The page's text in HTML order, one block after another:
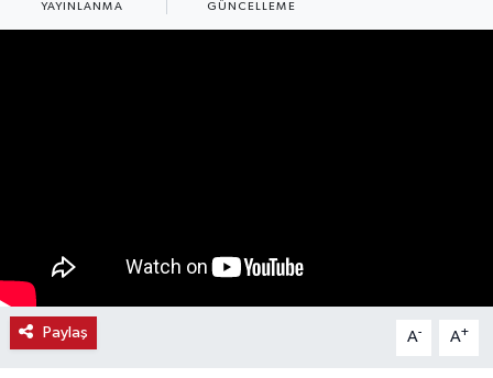
YAYINLANMA GÜNCELLEME
Paylaş A- A+
Sağlık
Seri İlan